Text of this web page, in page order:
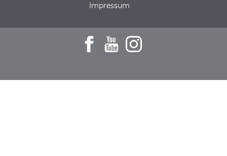
Impressum
Zum Facebookprofil der DSH
Zu den Youtube-Filmen der
Zum Instagramprofil der